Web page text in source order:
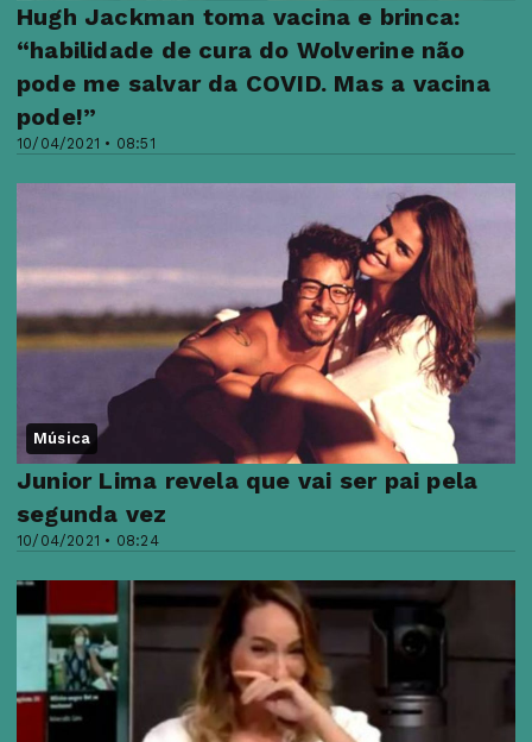
10/04/2021 • 08:51
Hugh Jackman toma vacina e brinca:
“habilidade de cura do Wolverine não
pode me salvar da COVID. Mas a vacina
pode!”
Música
10/04/2021 • 08:24
Junior Lima revela que vai ser pai pela
segunda vez